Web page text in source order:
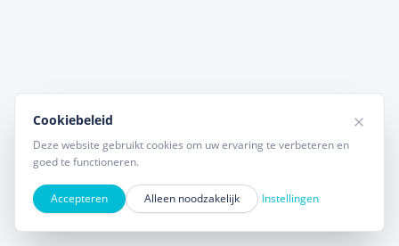
Cookiebeleid
Deze website gebruikt cookies om uw ervaring te verbeteren en
goed te functioneren.
Accepteren Alleen noodzakelijk Instellingen